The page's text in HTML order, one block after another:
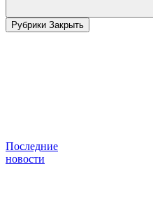
Рубрики Закрыть
Последние
новости